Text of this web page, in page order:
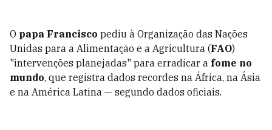
O papa Francisco pediu à Organização das Nações
Unidas para a Alimentação e a Agricultura (FAO)
"intervenções planejadas" para erradicar a fome no
mundo, que registra dados recordes na África, na Ásia
e na América Latina — segundo dados oficiais.